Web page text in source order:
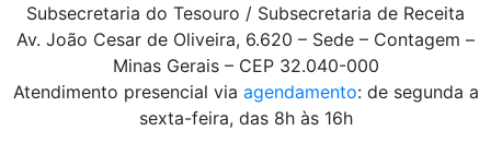
Subsecretaria do Tesouro / Subsecretaria de Receita
Av. João Cesar de Oliveira, 6.620 – Sede – Contagem –
Minas Gerais – CEP 32.040-000
Atendimento presencial via agendamento: de segunda a
sexta-feira, das 8h às 16h